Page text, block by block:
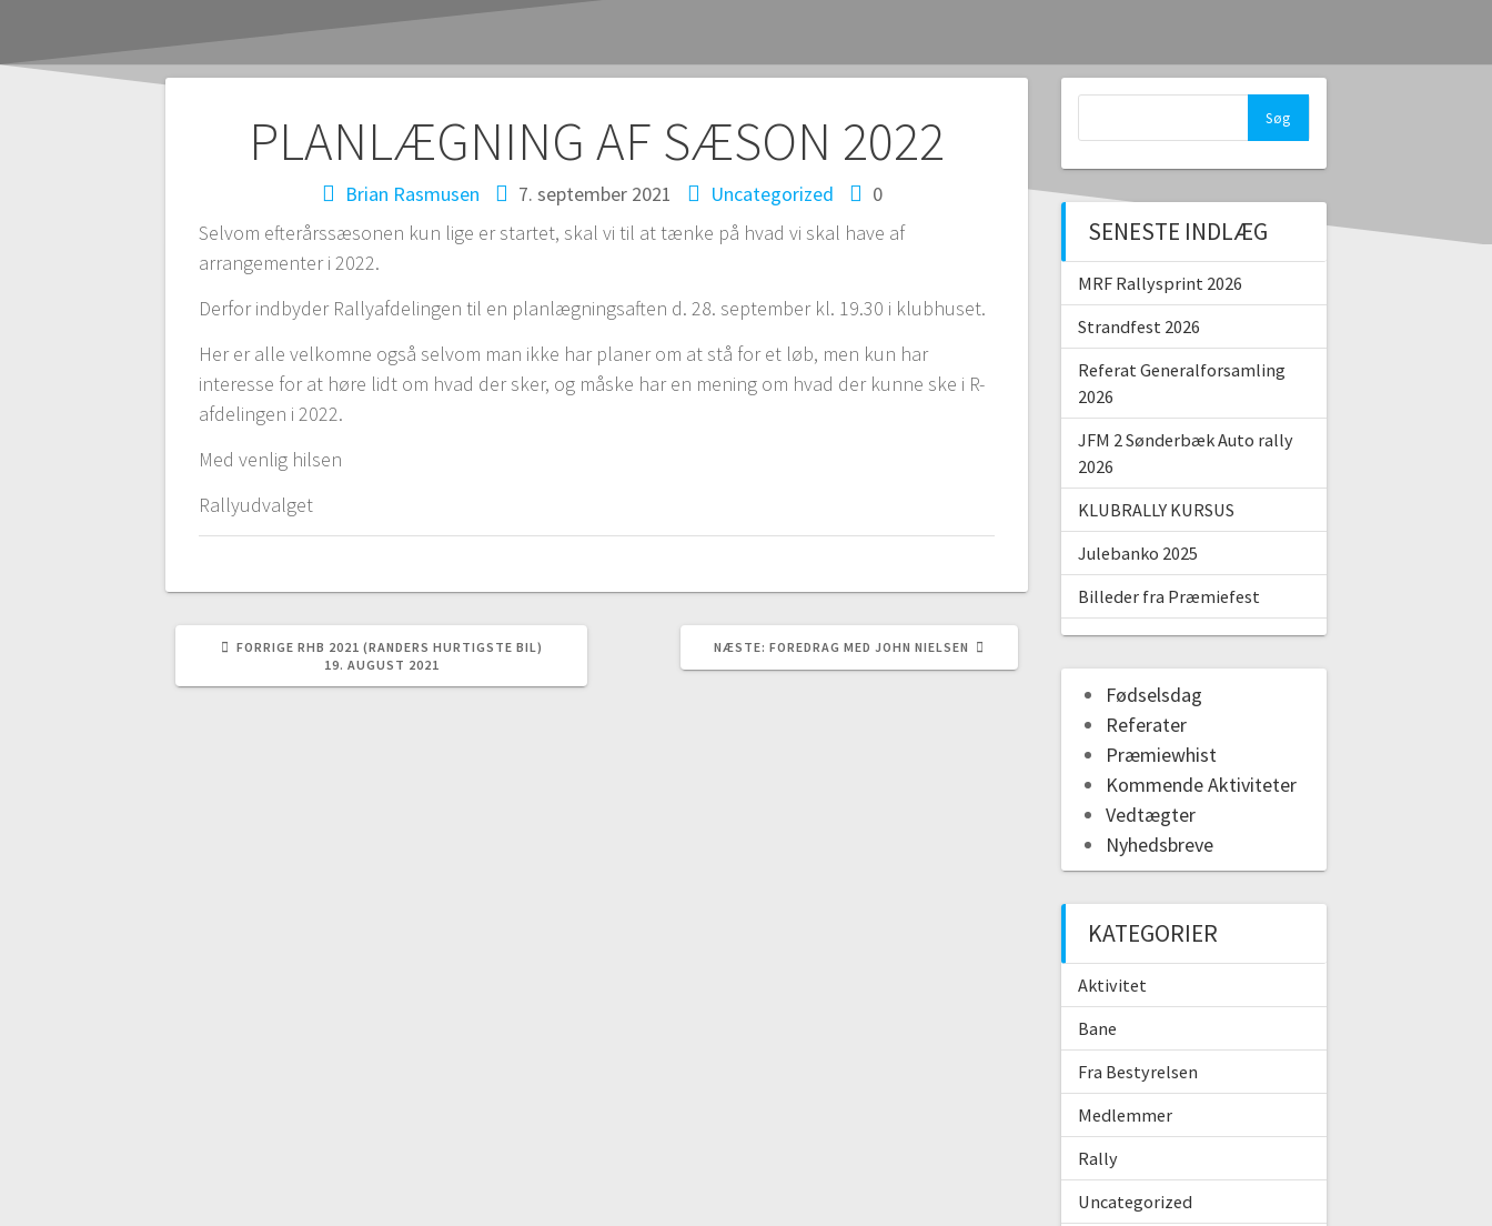
PLANLÆGNING AF SÆSON 2022
Brian Rasmusen 7. september 2021 Uncategorized
0
Selvom efterårssæsonen kun lige er startet, skal vi til at tænke på hvad vi skal have af
arrangementer i 2022.
Derfor indbyder Rallyafdelingen til en planlægningsaften d. 28. september kl. 19.30 i klubhuset.
Her er alle velkomne også selvom man ikke har planer om at stå for et løb, men kun har
interesse for at høre lidt om hvad der sker, og måske har en mening om hvad der kunne ske i R-
afdelingen i 2022.
Med venlig hilsen
Rallyudvalget
Indlægsnavigation
FORRIGE FORRIGE
INDLÆG:
RHB 2021 (RANDERS HURTIGSTE BIL)
19. AUGUST 2021
NÆSTE: NÆSTE
FOREDRAG MED JOHN NIELSEN
SENESTE INDLÆG
MRF Rallysprint 2026
Strandfest 2026
Referat Generalforsamling
2026
JFM 2 Sønderbæk Auto rally
2026
KLUBRALLY KURSUS
Julebanko 2025
Billeder fra Præmiefest
Fødselsdag
Referater
Præmiewhist
Kommende Aktiviteter
Vedtægter
Nyhedsbreve
KATEGORIER
Aktivitet
Bane
Fra Bestyrelsen
Medlemmer
Rally
Uncategorized